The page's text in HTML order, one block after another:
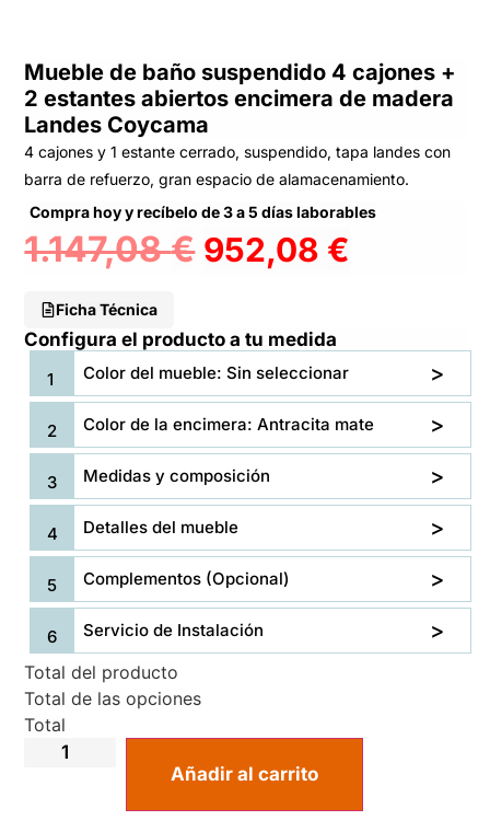
Mueble de baño suspendido 4 cajones +
2 estantes abiertos encimera de madera
Landes Coycama
4 cajones y 1 estante cerrado, suspendido, tapa landes con
barra de refuerzo, gran espacio de alamacenamiento.
Compra hoy y recíbelo de 3 a 5 días laborables
1.147,08€ 952,08 €
Ficha Técnica
Configura el producto a tu medida
Color del mueble: Sin seleccionar
Color de la encimera: Antracita mate
Medidas y composición
Detalles del mueble
Complementos (Opcional)
Servicio de Instalación
Total del producto
Total de las opciones
Total
Añadir al carrito